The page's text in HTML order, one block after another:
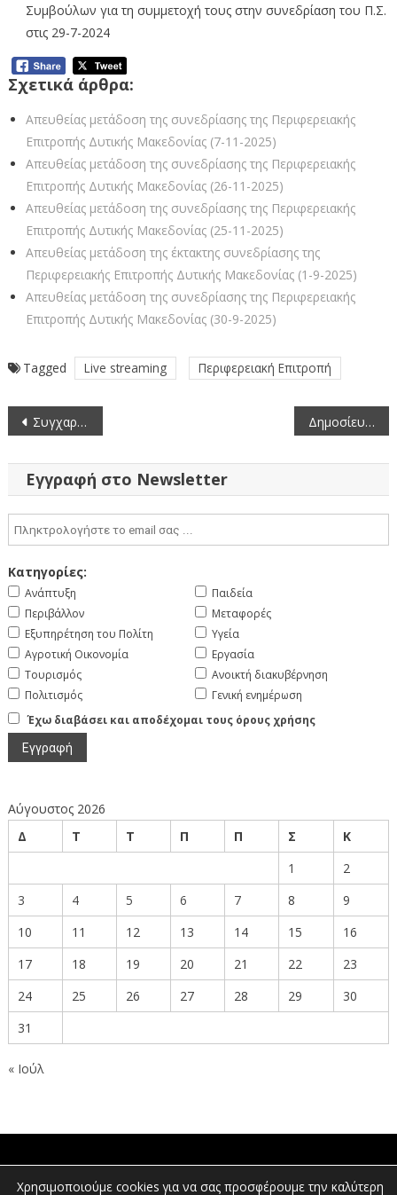
Συμβούλων για τη συμμετοχή τους στην συνεδρίαση του Π.Σ.
στις 29-7-2024
Σχετικά άρθρα:
Απευθείας μετάδοση της συνεδρίασης της Περιφερειακής
Επιτροπής Δυτικής Μακεδονίας (7-11-2025)
Απευθείας μετάδοση της συνεδρίασης της Περιφερειακής
Επιτροπής Δυτικής Μακεδονίας (26-11-2025)
Απευθείας μετάδοση της συνεδρίασης της Περιφερειακής
Επιτροπής Δυτικής Μακεδονίας (25-11-2025)
Απευθείας μετάδοση της έκτακτης συνεδρίασης της
Περιφερειακής Επιτροπής Δυτικής Μακεδονίας (1-9-2025)
Απευθείας μετάδοση της συνεδρίασης της Περιφερειακής
Επιτροπής Δυτικής Μακεδονίας (30-9-2025)
Tagged Live streaming Περιφερειακή Επιτροπή
Πλοήγηση
άρθρων
Συγχαρητήριο μήνυμα του Περιφερειάρχη Δυτικής Μακεδονίας Γιώργου Αμανατίδη για το χάλκινο μετάλλιο στην Κωπηλασία στους Ολυμπιακούς Αγώνες στο Παρίσι Δημοσίευση πρόθεσης δημοπράτησης του έργου: «Βελτίωση της εισόδου και των υποδομών του Γηροκομείου Καστοριάς για τα ΑμεΑ».
Εγγραφή στο Newsletter
Κατηγορίες:
Ανάπτυξη
Περιβάλλον
Εξυπηρέτηση του Πολίτη
Αγροτική Οικονομία
Τουρισμός
Πολιτισμός
Παιδεία
Μεταφορές
Υγεία
Εργασία
Ανοικτή διακυβέρνηση
Γενική ενημέρωση
Έχω διαβάσει και αποδέχομαι τους όρους χρήσης
Αύγουστος 2026
Δ
Τ Τ Π Π Σ
Κ
1
2
3
4 5 6 7 8
9
10
11 12 13 14 15
16
17
18 19 20 21 22
23
24
25 26 27 28 29
30
31
« Ιούλ
ΠΟΛΙΤΕΣ
Χρησιμοποιούμε cookies για να σας προσφέρουμε την καλύτερη